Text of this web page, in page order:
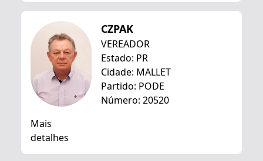
CZPAK
VEREADOR
Estado: PR
Cidade: MALLET
Partido: PODE
Número: 20520
Mais
detalhes